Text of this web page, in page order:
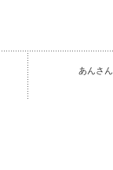
あんさ